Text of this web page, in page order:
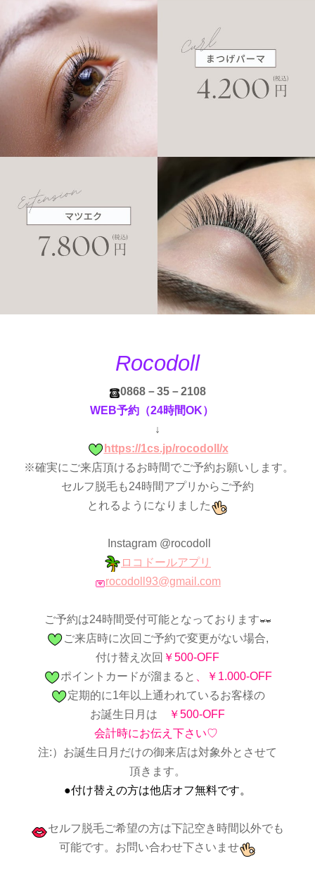
Rocodoll
0868－35－2108
WEB予約（24時間OK）
↓
https://1cs.jp/rocodoll/x
※確実にご来店頂けるお時間でご予約お願いします。
セルフ脱毛も24時間アプリからご予約
とれるようになりました
Instagram @rocodoll
ロコドールアプリ
rocodoll93@gmail.com
ご予約は24時間受付可能となっております
ご来店時に次回ご予約で変更がない場合,
付け替え次回 ￥500-OFF
ポイントカードが溜まると
、￥1.000-OFF
定期的に1年以上通われているお客様の
お誕生日月は
￥500-OFF
会計時にお伝え下さい♡
注:）お誕生日月だけの御来店は対象外とさせて
頂きます。
●付け替えの方は他店オフ無料です。
セルフ脱毛ご希望の方は下記空き時間以外でも
可能です。お問い合わせ下さいませ